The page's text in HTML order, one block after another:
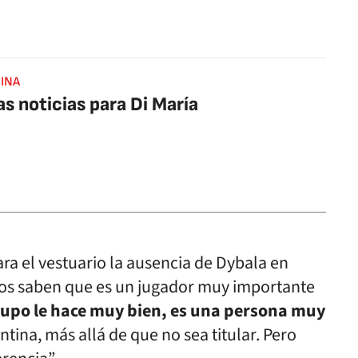
noticias para Di María
el vestuario la ausencia de Dybala en
saben que es un jugador muy importante
le hace muy bien, es una persona muy
más allá de que no sea titular. Pero